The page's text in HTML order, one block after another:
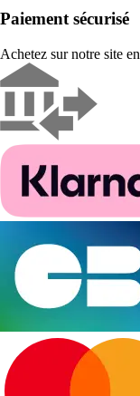
Paiement sécurisé
Achetez sur notre site